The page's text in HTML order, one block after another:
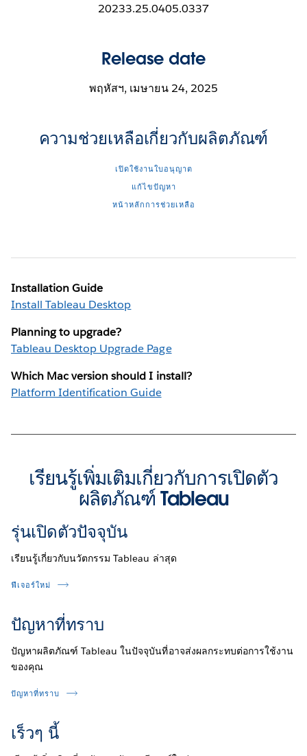
20233.25.0405.0337
Release date
พฤหัสฯ, เมษายน 24, 2025
ความช่วยเหลือเกี่ยวกับผลิตภัณฑ์
เปิดใช้งานใบอนุญาต
แก้ไขปัญหา
หน้าหลักการช่วยเหลือ
Installation Guide
Install Tableau Desktop
Planning to upgrade?
Tableau Desktop Upgrade Page
Which Mac version should I install?
Platform Identification Guide
เรียนรู้เพิ่มเติมเกี่ยวกับการเปิดตัว
ผลิตภัณฑ์ Tableau
รุ่นเปิดตัวปัจจุบัน
เรียนรู้เกี่ยวกับนวัตกรรม Tableau ล่าสุด
ฟีเจอร์ใหม่
ปัญหาที่ทราบ
ปัญหาผลิตภัณฑ์ Tableau ในปัจจุบันที่อาจส่งผลกระทบต่อการใช้งาน
ของคุณ
ปัญหาที่ทราบ
เร็วๆ นี้